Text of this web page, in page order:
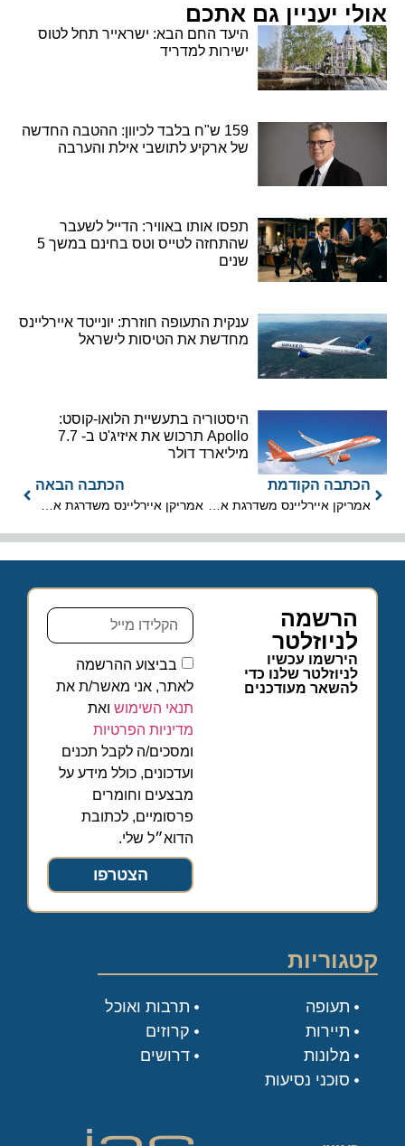
אולי יעניין גם אתכם
היעד החם הבא: ישראייר תחל לטוס
ישירות למדריד
159 ש"ח בלבד לכיוון: ההטבה החדשה
של ארקיע לתושבי אילת והערבה
תפסו אותו באוויר: הדייל לשעבר
שהתחזה לטייס וטס בחינם במשך 5
שנים
ענקית התעופה חוזרת: יונייטד איירליינס
מחדשת את הטיסות לישראל
היסטוריה בתעשיית הלואו-קוסט:
Apollo תרכוש את איזיג'ט ב- 7.7
מיליארד דולר
הכתבה הקודמת הכתבה הבאה
הרשמה
לניוזלטר
הירשמו עכשיו
לניוזלטר שלנו כדי
להשאר מעודכנים
בביצוע ההרשמה
לאתר, אני מאשר/ת את
תנאי השימוש ואת
מדיניות הפרטיות
ומסכים/ה לקבל תכנים
ועדכונים, כולל מידע על
מבצעים וחומרים
פרסומיים, לכתובת
הדוא״ל שלי.
הצטרפו
קטגוריות
תעופה
תיירות
מלונות
סוכני נסיעות
תרבות ואוכל
קרוזים
דרושים